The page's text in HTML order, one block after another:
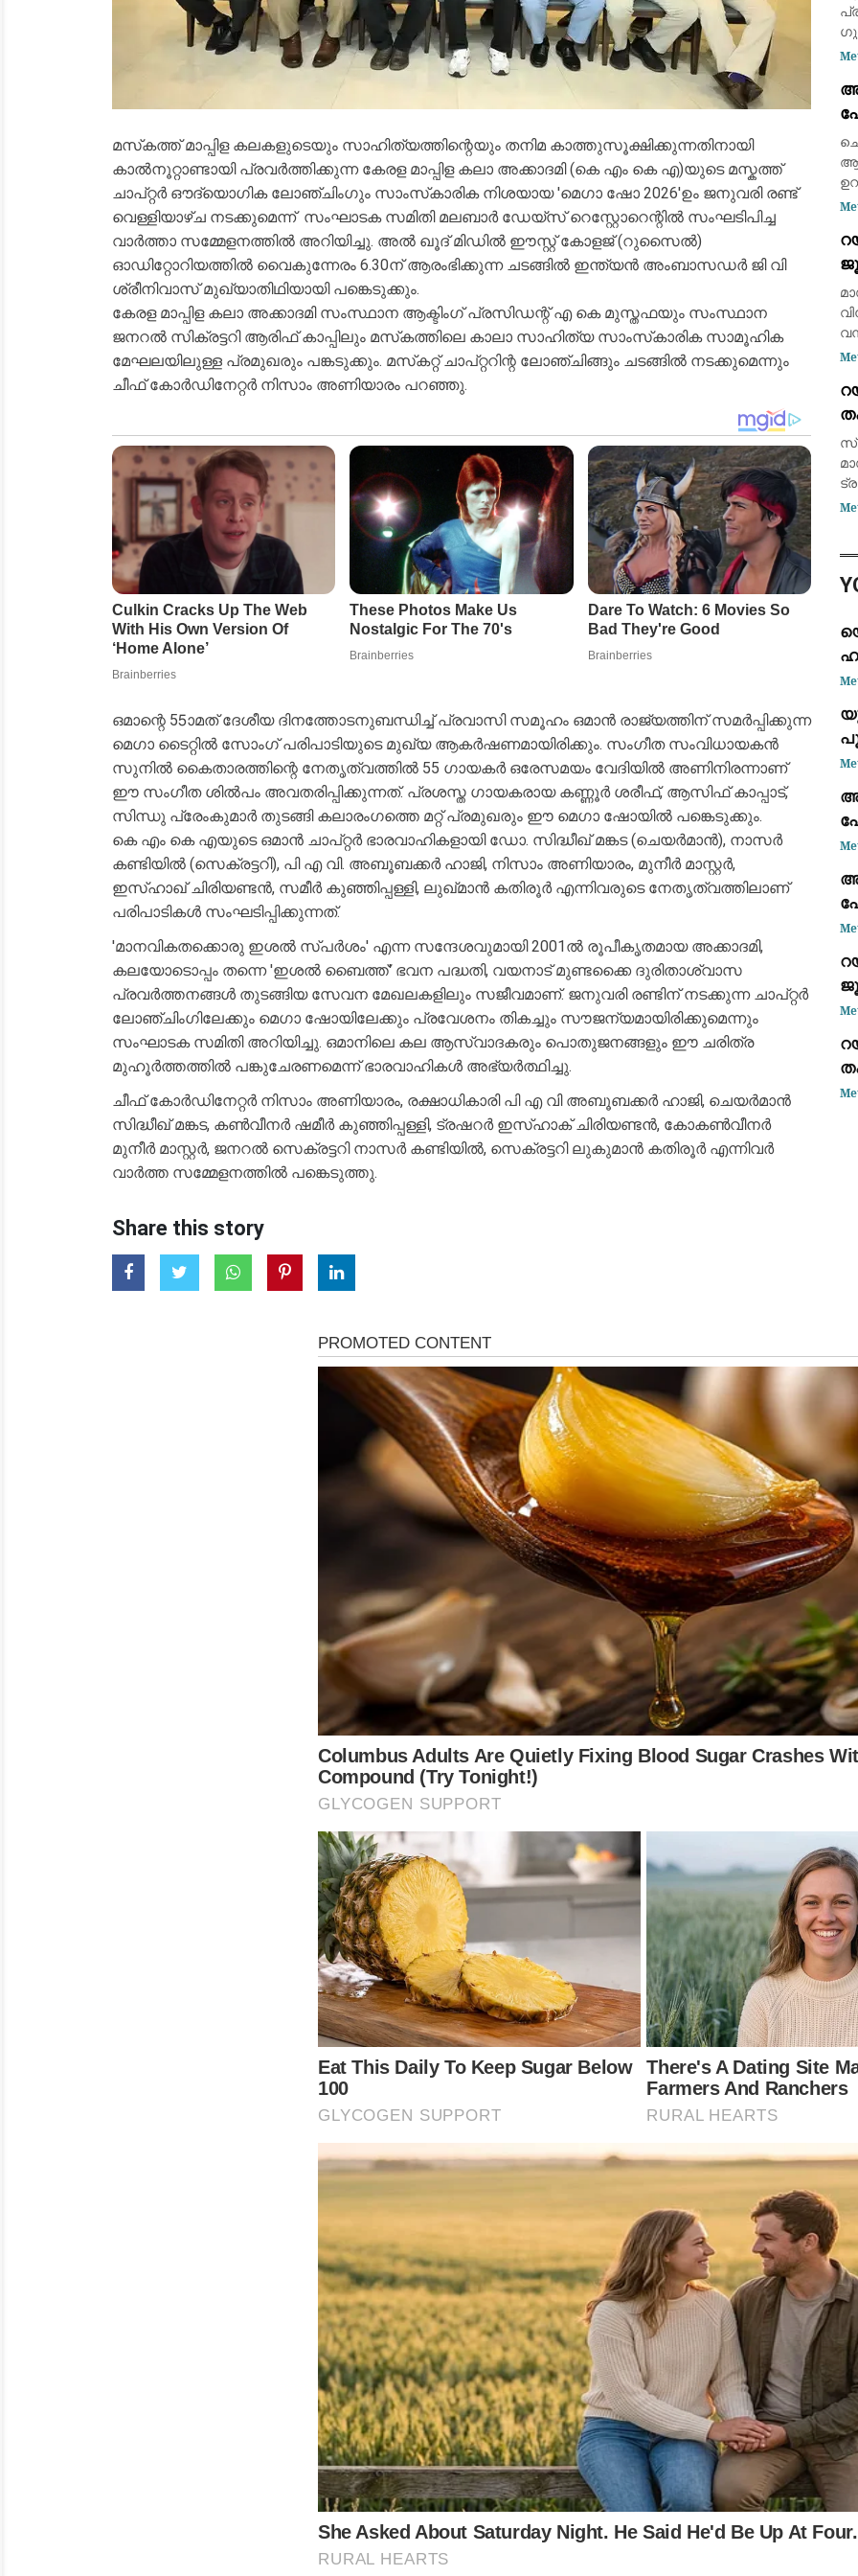
മസ്‌കത്ത് മാപ്പിള കലകളുടെയും സാഹിത്യത്തിന്റെയും തനിമ കാത്തുസൂക്ഷിക്കുന്നതിനായി
കാല്‍നൂറ്റാണ്ടായി പ്രവര്‍ത്തിക്കുന്ന കേരള മാപ്പിള കലാ അക്കാദമി (കെ എം കെ എ)യുടെ മസ്കത്ത്
ചാപ്റ്റര്‍ ഔദ്യൊഗിക ലോഞ്ചിംഗും സാംസ്‌കാരിക നിശയായ 'മെഗാ ഷോ 2026'ഉം ജനുവരി രണ്ട്
വെള്ളിയാഴ്ച നടക്കുമെന്ന് സംഘാടക സമിതി മലബാർ ഡേയ്സ് റെസ്റ്റോറെന്റിൽ സംഘടിപിച്ച
വാര്‍ത്താ സമ്മേളനത്തില്‍ അറിയിച്ചു. അല്‍ ഖൂദ് മിഡില്‍ ഈസ്റ്റ് കോളജ് (റുസൈല്‍)
ഓഡിറ്റോറിയത്തില്‍ വൈകുന്നേരം 6.30ന് ആരംഭിക്കുന്ന ചടങ്ങില്‍ ഇന്ത്യന്‍ അംബാസഡര്‍ ജി വി
ശ്രീനിവാസ് മുഖ്യാതിഥിയായി പങ്കെടുക്കും.
കേരള മാപ്പിള കലാ അക്കാദമി സംസ്ഥാന ആക്ടിംഗ് പ്രസിഡന്റ് എ കെ മുസ്തഫയും സംസ്ഥാന
ജനറല്‍ സിക്രട്ടറി ആരിഫ് കാപ്പിലും മസ്‌കത്തിലെ കാലാ സാഹിത്യ സാംസ്‌കാരിക സാമൂഹിക
മേഘലയിലുള്ള പ്രമുഖരും പങ്കടുക്കും. മസ്‌കറ്റ് ചാപ്റ്ററിന്റ ലോഞ്ചിങ്ങും ചടങ്ങില്‍ നടക്കുമെന്നും
ചീഫ് കോര്‍ഡിനേറ്റര്‍ നിസാം അണിയാരം പറഞ്ഞു.
ഒമാന്റെ 55ാമത് ദേശീയ ദിനത്തോടനുബന്ധിച്ച് പ്രവാസി സമൂഹം ഒമാന്‍ രാജ്യത്തിന് സമര്‍പ്പിക്കുന്ന
മെഗാ ടൈറ്റില്‍ സോംഗ് പരിപാടിയുടെ മുഖ്യ ആകര്‍ഷണമായിരിക്കും. സംഗീത സംവിധായകന്‍
സുനില്‍ കൈതാരത്തിന്റെ നേതൃത്വത്തില്‍ 55 ഗായകര്‍ ഒരേസമയം വേദിയില്‍ അണിനിരന്നാണ്
ഈ സംഗീത ശില്‍പം അവതരിപ്പിക്കുന്നത്. പ്രശസ്ത ഗായകരായ കണ്ണൂര്‍ ശരീഫ്, ആസിഫ് കാപ്പാട്,
സിന്ധു പ്രേംകുമാര്‍ തുടങ്ങി കലാരംഗത്തെ മറ്റ് പ്രമുഖരും ഈ മെഗാ ഷോയില്‍ പങ്കെടുക്കും.
കെ എം കെ എയുടെ ഒമാന്‍ ചാപ്റ്റര്‍ ഭാരവാഹികളായി ഡോ. സിദ്ധീഖ് മങ്കട (ചെയര്‍മാന്‍), നാസര്‍
കണ്ടിയില്‍ (സെക്രട്ടറി), പി എ വി. അബൂബക്കര്‍ ഹാജി, നിസാം അണിയാരം, മുനീര്‍ മാസ്റ്റര്‍,
ഇസ്ഹാഖ് ചിരിയണ്ടൻ, സമീര്‍ കുഞ്ഞിപ്പള്ളി, ലുഖ്മാന്‍ കതിരൂര്‍ എന്നിവരുടെ നേതൃത്വത്തിലാണ്
പരിപാടികള്‍ സംഘടിപ്പിക്കുന്നത്.
'മാനവികതക്കൊരു ഇശല്‍ സ്പര്‍ശം' എന്ന സന്ദേശവുമായി 2001ല്‍ രൂപീകൃതമായ അക്കാദമി,
കലയോടൊപ്പം തന്നെ 'ഇശല്‍ ബൈത്ത്' ഭവന പദ്ധതി, വയനാട് മുണ്ടക്കൈ ദുരിതാശ്വാസ
പ്രവര്‍ത്തനങ്ങള്‍ തുടങ്ങിയ സേവന മേഖലകളിലും സജീവമാണ്. ജനുവരി രണ്ടിന് നടക്കുന്ന ചാപ്റ്റര്‍
ലോഞ്ചിംഗിലേക്കും മെഗാ ഷോയിലേക്കും പ്രവേശനം തികച്ചും സൗജന്യമായിരിക്കുമെന്നും
സംഘാടക സമിതി അറിയിച്ചു. ഒമാനിലെ കല ആസ്വാദകരും പൊതുജനങ്ങളും ഈ ചരിത്ര
മുഹൂര്‍ത്തത്തില്‍ പങ്കുചേരണമെന്ന് ഭാരവാഹികള്‍ അഭ്യര്‍ത്ഥിച്ചു.
ചീഫ് കോർഡിനേറ്റർ നിസാം അണിയാരം, രക്ഷാധികാരി പി എ വി അബൂബക്കർ ഹാജി, ചെയർമാൻ
സിദ്ധീഖ് മങ്കട, കൺവീനർ ഷമീർ കുഞ്ഞിപ്പള്ളി, ട്രഷറർ ഇസ്‌ഹാക് ചിരിയണ്ടൻ, കോകൺവീനർ
മുനീർ മാസ്റ്റർ, ജനറൽ സെക്രട്ടറി നാസർ കണ്ടിയിൽ, സെക്രട്ടറി ലുകുമാൻ കതിരൂർ എന്നിവർ
വാർത്ത സമ്മേളനത്തിൽ പങ്കെടുത്തു.
Share this story